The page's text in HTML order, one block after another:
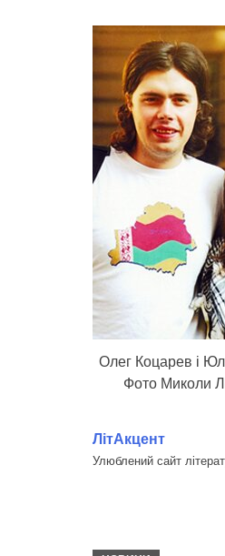
Олег Коцарев і
Фото Миколи
ЛітАкцент
Улюблений сайт